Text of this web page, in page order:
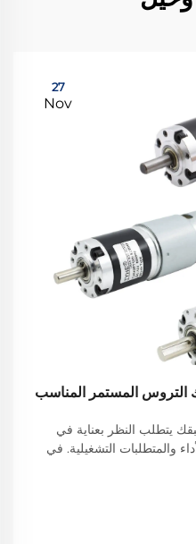
27
Nov
يتطلب النظر بعناية في
والمتطلبات التشغيلية. في